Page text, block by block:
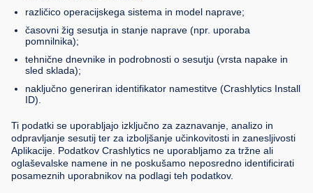
različico operacijskega sistema in model naprave;
časovni žig sesutja in stanje naprave (npr. uporaba
pomnilnika);
tehnične dnevnike in podrobnosti o sesutju (vrsta napake in
sled sklada);
naključno generiran identifikator namestitve (Crashlytics Install
ID).
Ti podatki se uporabljajo izključno za zaznavanje, analizo in
odpravljanje sesutij ter za izboljšanje učinkovitosti in zanesljivosti
Aplikacije. Podatkov Crashlytics ne uporabljamo za tržne ali
oglaševalske namene in ne poskušamo neposredno identificirati
posameznih uporabnikov na podlagi teh podatkov.